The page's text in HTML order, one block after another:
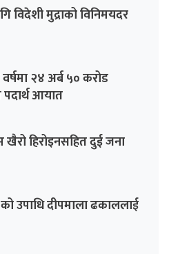
मुद्राको विनिमयदर
२४ अर्ब ५० करोड
पदार्थ आयात
खैरो हिरोइनसहित दुई जना
उपाधि दीपमाला ढकाललाई